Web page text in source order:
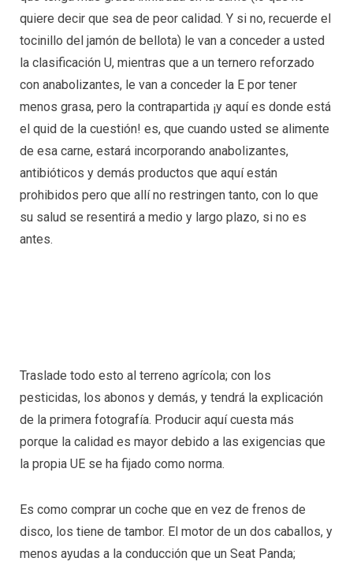
quiere decir que sea de peor calidad. Y si no, recuerde el
tocinillo del jamón de bellota) le van a conceder a usted
la clasificación U, mientras que a un ternero reforzado
con anabolizantes, le van a conceder la E por tener
menos grasa, pero la contrapartida ¡y aquí es donde está
el quid de la cuestión! es, que cuando usted se alimente
de esa carne, estará incorporando anabolizantes,
antibióticos y demás productos que aquí están
prohibidos pero que allí no restringen tanto, con lo que
su salud se resentirá a medio y largo plazo, si no es
antes.
Traslade todo esto al terreno agrícola; con los
pesticidas, los abonos y demás, y tendrá la explicación
de la primera fotografía. Producir aquí cuesta más
porque la calidad es mayor debido a las exigencias que
la propia UE se ha fijado como norma.
Es como comprar un coche que en vez de frenos de
disco, los tiene de tambor. El motor de un dos caballos, y
menos ayudas a la conducción que un Seat Panda;